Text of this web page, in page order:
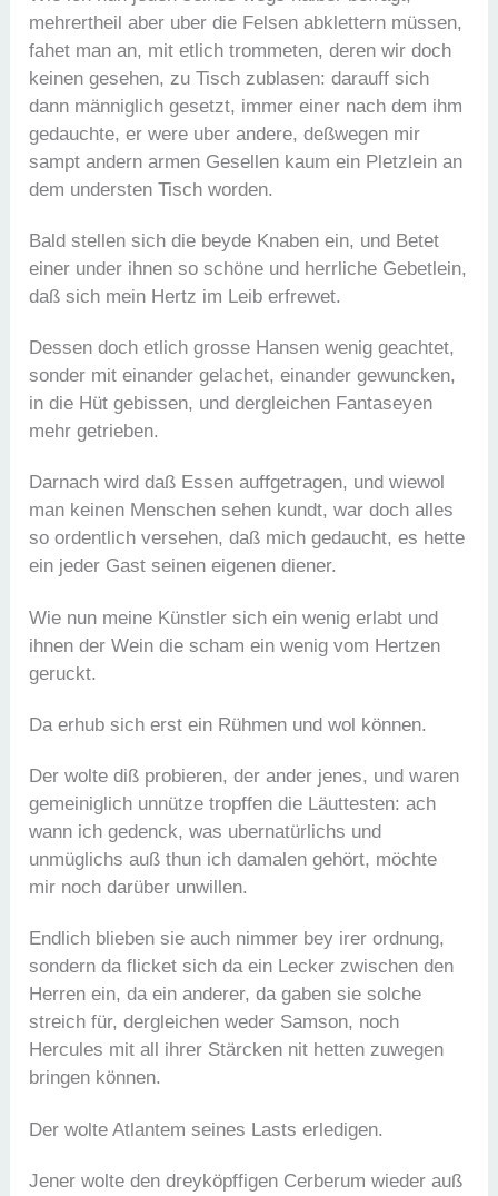
mehrertheil aber uber die Felsen abklettern müssen,
fahet man an, mit etlich trommeten, deren wir doch
keinen gesehen, zu Tisch zublasen: darauff sich
dann männiglich gesetzt, immer einer nach dem ihm
gedauchte, er were uber andere, deßwegen mir
sampt andern armen Gesellen kaum ein Pletzlein an
dem understen Tisch worden.
Bald stellen sich die beyde Knaben ein, und Betet
einer under ihnen so schöne und herrliche Gebetlein,
daß sich mein Hertz im Leib erfrewet.
Dessen doch etlich grosse Hansen wenig geachtet,
sonder mit einander gelachet, einander gewuncken,
in die Hüt gebissen, und dergleichen Fantaseyen
mehr getrieben.
Darnach wird daß Essen auffgetragen, und wiewol
man keinen Menschen sehen kundt, war doch alles
so ordentlich versehen, daß mich gedaucht, es hette
ein jeder Gast seinen eigenen diener.
Wie nun meine Künstler sich ein wenig erlabt und
ihnen der Wein die scham ein wenig vom Hertzen
geruckt.
Da erhub sich erst ein Rühmen und wol können.
Der wolte diß probieren, der ander jenes, und waren
gemeiniglich unnütze tropffen die Läuttesten: ach
wann ich gedenck, was ubernatürlichs und
unmüglichs auß thun ich damalen gehört, möchte
mir noch darüber unwillen.
Endlich blieben sie auch nimmer bey irer ordnung,
sondern da flicket sich da ein Lecker zwischen den
Herren ein, da ein anderer, da gaben sie solche
streich für, dergleichen weder Samson, noch
Hercules mit all ihrer Stärcken nit hetten zuwegen
bringen können.
Der wolte Atlantem seines Lasts erledigen.
Jener wolte den dreyköpffigen Cerberum wieder auß